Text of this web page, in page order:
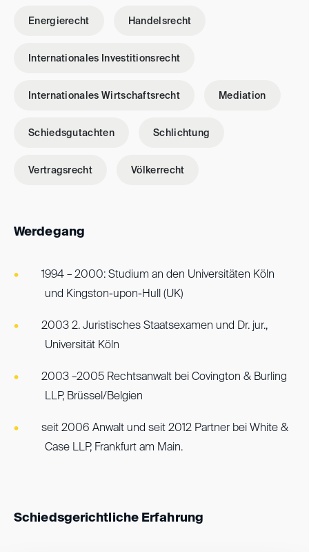
Energierecht Handelsrecht
Internationales Investitionsrecht
Internationales Wirtschaftsrecht Mediation
Schiedsgutachten Schlichtung
Vertragsrecht Völkerrecht
Werdegang
1994 – 2000: Studium an den Universitäten Köln
und Kingston-upon-Hull (UK)
2003 2. Juristisches Staatsexamen und Dr. jur.,
Universität Köln
2003 –2005 Rechtsanwalt bei Covington & Burling
LLP, Brüssel/Belgien
seit 2006 Anwalt und seit 2012 Partner bei White &
Case LLP, Frankfurt am Main.
Schiedsgerichtliche Erfahrung